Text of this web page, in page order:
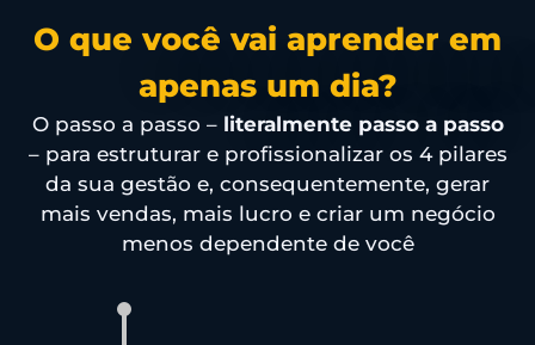
O que você vai aprender em
apenas um dia?
O passo a passo – literalmente passo a passo
– para estruturar e profissionalizar os 4 pilares
da sua gestão e, consequentemente, gerar
mais vendas, mais lucro e criar um negócio
menos dependente de você